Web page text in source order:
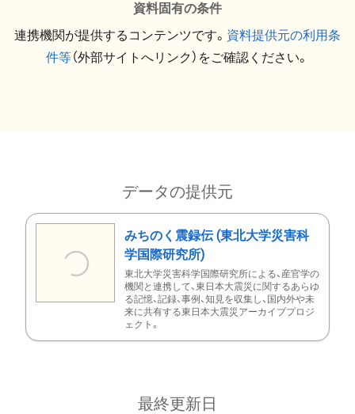
資料固有の条件
連携機関が提供するコンテンツです。 資料提供元の利用条
件等（外部サイトへリンク）をご確認ください。
データの提供元
みちのく震録伝 (東北大学災害科
学国際研究所)
東北大学災害科学国際研究所による、産官学の
機関と連携して、東日本大震災に関するあらゆ
る記憶、記録、事例、知見を収集し、国内外や未
来に共有する東日本大震災アーカイブプロジ
ェクト。
最終更新日